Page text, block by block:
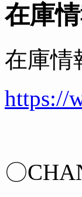
在庫
在庫情
https://
〇